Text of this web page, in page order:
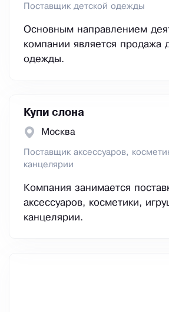
Поставщик детской одежды
Основным направлением
компании является продажа
одежды.
Купи слона
Москва
Поставщик аксессуаров,
канцелярии
Компания занимается
аксессуаров, косметики,
канцелярии.